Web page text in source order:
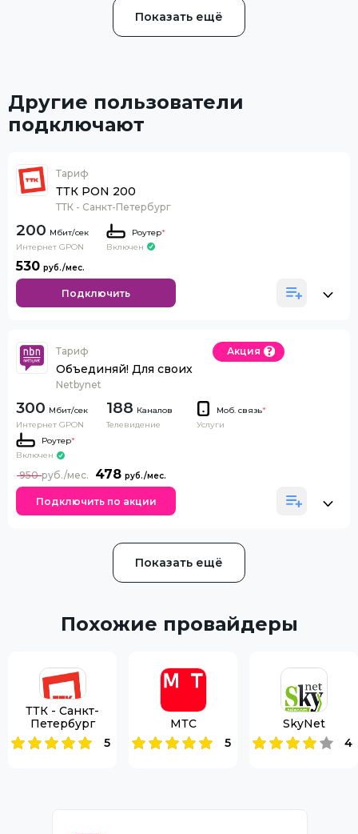
Показать ещё
Другие пользователи
подключают
Тариф
ТТК PON 200
ТТК - Санкт-Петербург
200
Интернет GPON
Роутер*
Включен
530
Подключить
Тариф
Объединяй! Для своих
Netbynet
Акция
300
Интернет GPON
188 Каналов
Телевидение
Моб. связь*
Услуги
Роутер*
Включен
478
950
Подключить по акции
Показать ещё
Похожие провайдеры
ТТК - Санкт-
Петербург
5
МТС
5
SkyNet
4